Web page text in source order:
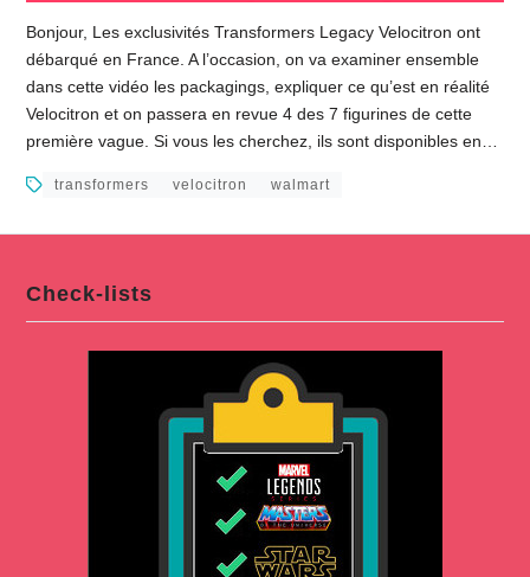
Bonjour, Les exclusivités Transformers Legacy Velocitron ont
débarqué en France. A l’occasion, on va examiner ensemble
dans cette vidéo les packagings, expliquer ce qu’est en réalité
Velocitron et on passera en revue 4 des 7 figurines de cette
première vague. Si vous les cherchez, ils sont disponibles en…
transformers velocitron walmart
Check-lists